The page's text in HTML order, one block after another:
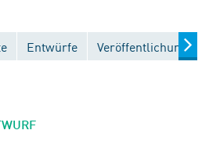
Entwürfe Veröffentlichungen